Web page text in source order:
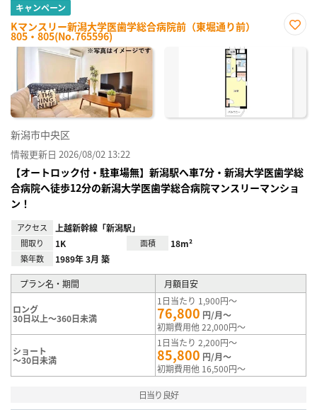
キャンペーン
Kマンスリー新潟大学医歯学総合病院前（東堀通り前）
805・805(No.765596)
に入
新潟市中央区
情報更新日 2026/08/02 13:22
【オートロック付・駐車場無】新潟駅へ車7分・新潟大学医歯学総
合病院へ徒歩12分の新潟大学医歯学総合病院マンスリーマンショ
ン！
アクセス 上越新幹線「新潟駅」
間取り 1K 面積 18m²
築年数 1989年 3月 築
プラン名・期間 月額目安
ロング
30日以上～360日未満
1日当たり 1,900円～
76,800 円/月～
初期費用他 22,000円～
ショート
～30日未満
1日当たり 2,200円～
85,800 円/月～
初期費用他 16,500円～
日当り良好